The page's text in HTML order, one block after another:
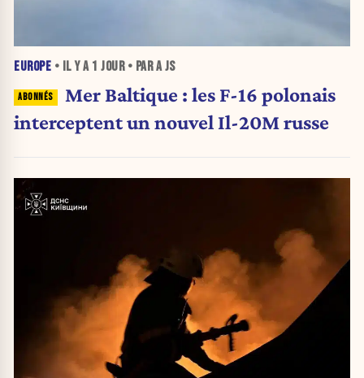
EUROPE • IL Y A 1 JOUR• PAR A JS
Mer Baltique : les F-16 polonais
interceptent un nouvel Il-20M russe